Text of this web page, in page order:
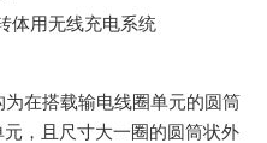
体用无线充电系统
在搭载输电线圈单元的圆筒
，且尺寸大一圈的圆筒状外